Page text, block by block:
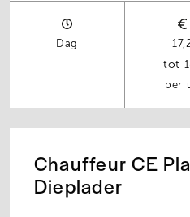
Dag
per
Chauffeur CE
Dieplader